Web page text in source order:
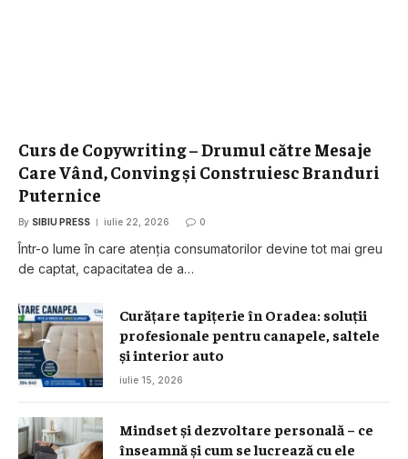
Curs de Copywriting – Drumul către Mesaje
Care Vând, Conving și Construiesc Branduri
Puternice
By SIBIU PRESS iulie 22, 2026 0
Într-o lume în care atenția consumatorilor devine tot mai greu
de captat, capacitatea de a…
Curățare tapițerie în Oradea: soluții
profesionale pentru canapele, saltele
și interior auto
iulie 15, 2026
Mindset și dezvoltare personală – ce
înseamnă și cum se lucrează cu ele